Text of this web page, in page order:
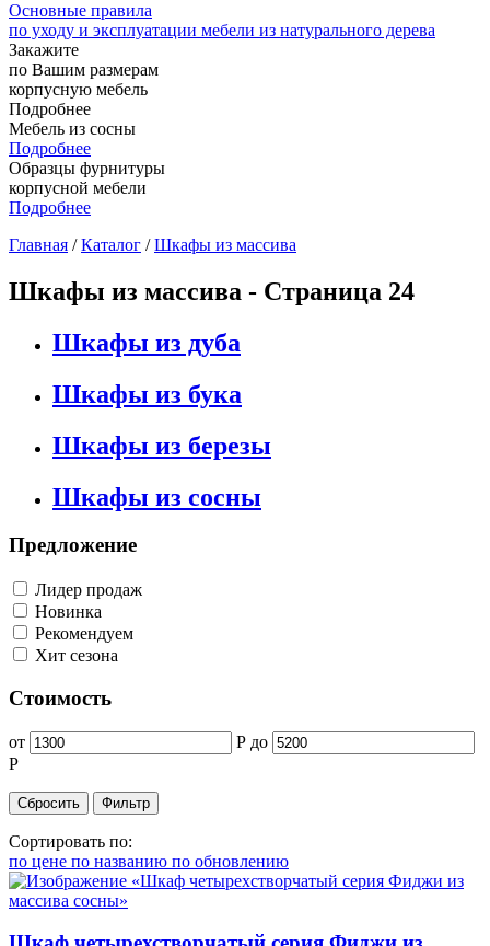
Основные правила
по уходу и эксплуатации мебели из натурального дерева
Закажите
по Вашим размерам
корпусную мебель
Подробнее
Мебель из сосны
Подробнее
Образцы фурнитуры
корпусной мебели
Подробнее
Главная /Каталог /Шкафы из массива
Шкафы из массива - Страница 24
Шкафы из дуба
Шкафы из бука
Шкафы из березы
Шкафы из сосны
Предложение
Лидер продаж
Новинка
Рекомендуем
Хит сезона
Стоимость
от Р до
Р
Сортировать по:
по цене по названию по обновлению